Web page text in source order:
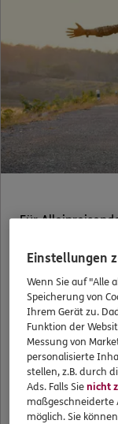
Für
Armin S. (56)
Südafrika, da
Jedoch erleidet
örtliche
ist stabil, aber
ausreichend.
wird der
Einstellungen
Wenn Sie auf "Alle
Speicherung von
Ihrem Gerät zu.
Funktion der
Messung von
personalisierte
stellen, z.B. durch
Ads. Falls Sienicht
maßgeschneiderte
möglich. Sie